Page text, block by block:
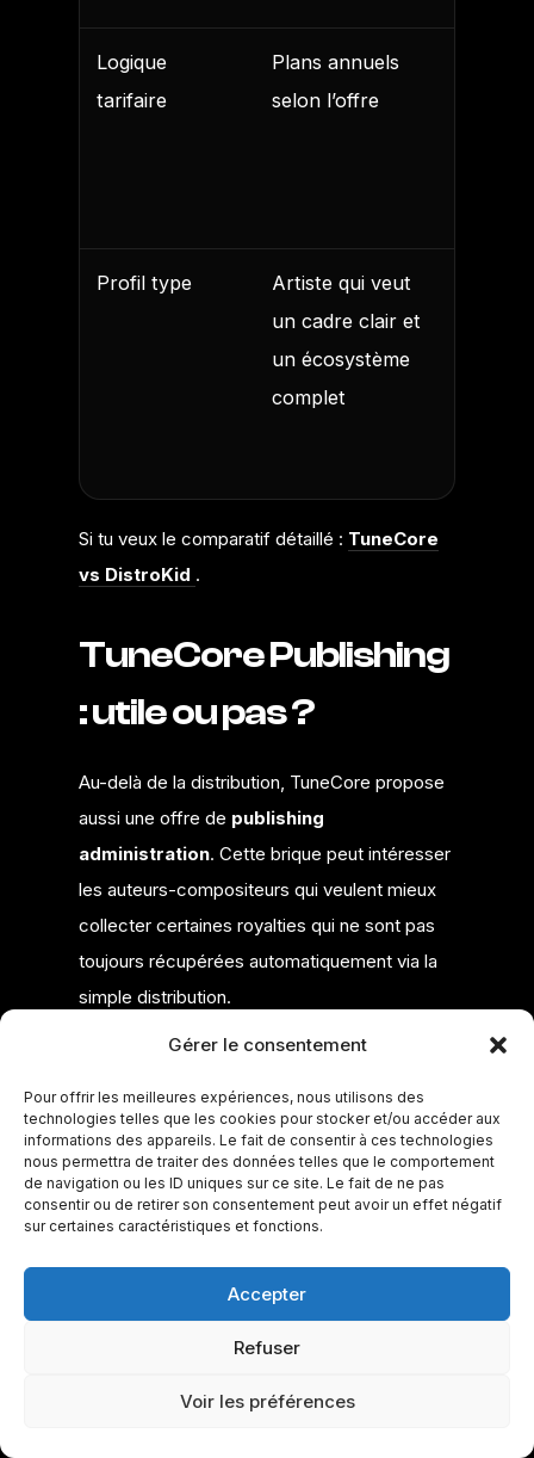
Gérer le consentement
Pour offrir les meilleures expériences, nous utilisons des
technologies telles que les cookies pour stocker et/ou accéder aux
informations des appareils. Le fait de consentir à ces technologies
nous permettra de traiter des données telles que le comportement
de navigation ou les ID uniques sur ce site. Le fait de ne pas
consentir ou de retirer son consentement peut avoir un effet négatif
sur certaines caractéristiques et fonctions.
Accepter
Refuser
Voir les préférences
Logique
tarifaire
Plans annuels
selon l’offre
Profil type
Artiste qui veut
un cadre clair et
un écosystème
complet
Si tu veux le comparatif détaillé : TuneCore
vs DistroKid .
TuneCore Publishing
: utile ou pas ?
Au-delà de la distribution, TuneCore propose
aussi une offre de publishing
administration. Cette brique peut intéresser
les auteurs-compositeurs qui veulent mieux
collecter certaines royalties qui ne sont pas
toujours récupérées automatiquement via la
simple distribution.
si vous voulez structurer sérieusement vos
revenus musicaux. Pour aller plus loin :droit
d’auteur musique.
sa musique :
protéger ses droits
sans carte bancaire